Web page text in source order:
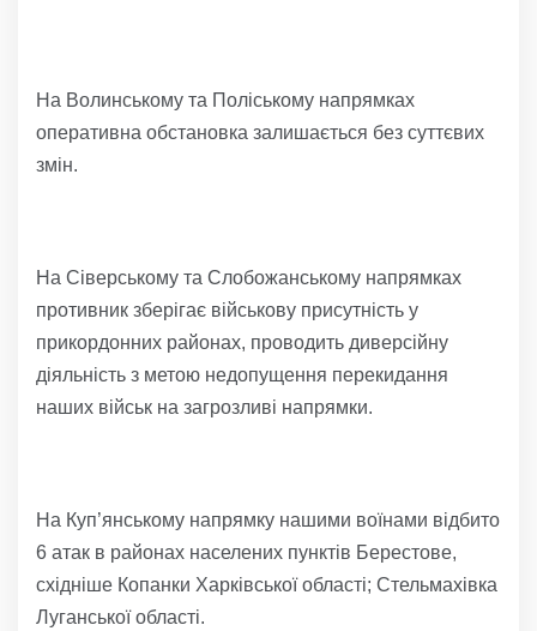
На Волинському та Поліському напрямках
оперативна обстановка залишається без суттєвих
змін.
На Сіверському та Слобожанському напрямках
противник зберігає військову присутність у
прикордонних районах, проводить диверсійну
діяльність з метою недопущення перекидання
наших військ на загрозливі напрямки.
На Куп’янському напрямку нашими воїнами відбито
6 атак в районах населених пунктів Берестове,
східніше Копанки Харківської області; Стельмахівка
Луганської області.